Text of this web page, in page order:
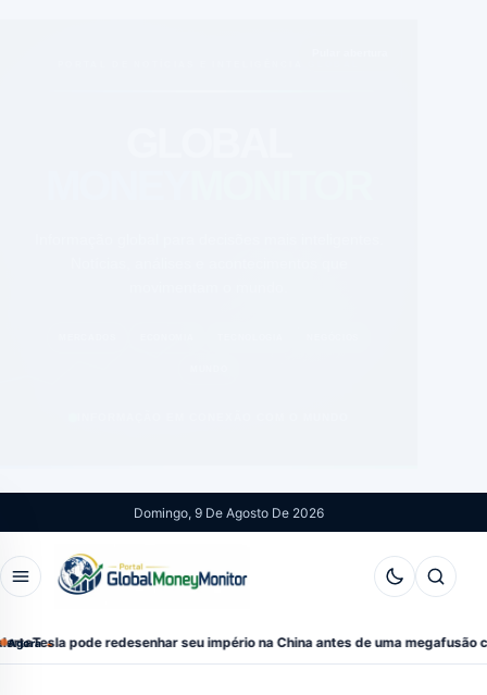
para
o
conteúdo
Domingo, 9 De Agosto De 2026
Abrir
menu
Abrir
pesquisa
Agora
pode redesenhar seu império na China antes de uma megafusão com a